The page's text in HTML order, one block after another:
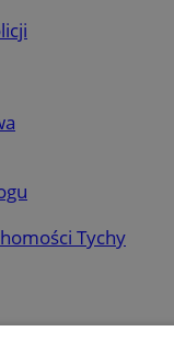
Tychy